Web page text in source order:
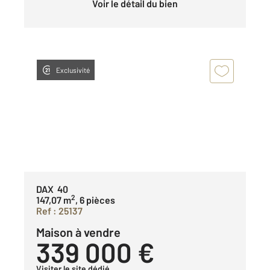
Voir le détail du bien
Exclusivité
DAX 40
147,07 m2, 6 pièces
Ref : 25137
Maison à vendre
339 000 €